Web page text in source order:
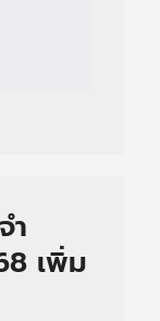
ำ
เพิ่ม